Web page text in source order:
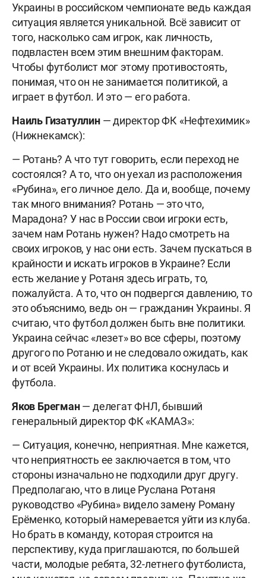
Украины в российском чемпионате ведь каждая
ситуация является уникальной. Всё зависит от
того, насколько сам игрок, как личность,
подвластен всем этим внешним факторам.
Чтобы футболист мог этому противостоять,
понимая, что он не занимается политикой, а
играет в футбол. И это — его работа.
Наиль Гизатуллин— директор ФК «Нефтехимик»
(Нижнекамск):
— Ротань? А что тут говорить, если переход не
состоялся? А то, что он уехал из расположения
«Рубина», его личное дело. Да и, вообще, почему
так много внимания? Ротань — это что,
Марадона? У нас в России свои игроки есть,
зачем нам Ротань нужен? Надо смотреть на
своих игроков, у нас они есть. Зачем пускаться в
крайности и искать игроков в Украине? Если
есть желание у Ротаня здесь играть, то,
пожалуйста. А то, что он подвергся давлению, то
это объяснимо, ведь он — гражданин Украины. Я
считаю, что футбол должен быть вне политики.
Украина сейчас «лезет» во все сферы, поэтому
другого по Ротаню и не следовало ожидать, как
и от всей Украины. Их политика коснулась и
футбола.
Яков Брегман— делегат ФНЛ, бывший
генеральный директор ФК «КАМАЗ»:
— Ситуация, конечно, неприятная. Мне кажется,
что неприятность ее заключается в том, что
стороны изначально не подходили друг другу.
Предполагаю, что в лице Руслана Ротаня
руководство «Рубина» видело замену Роману
Ерёменко, который намеревается уйти из клуба.
Но брать в команду, которая строится на
перспективу, куда приглашаются, по большей
части, молодые ребята, 32-летнего футболиста,